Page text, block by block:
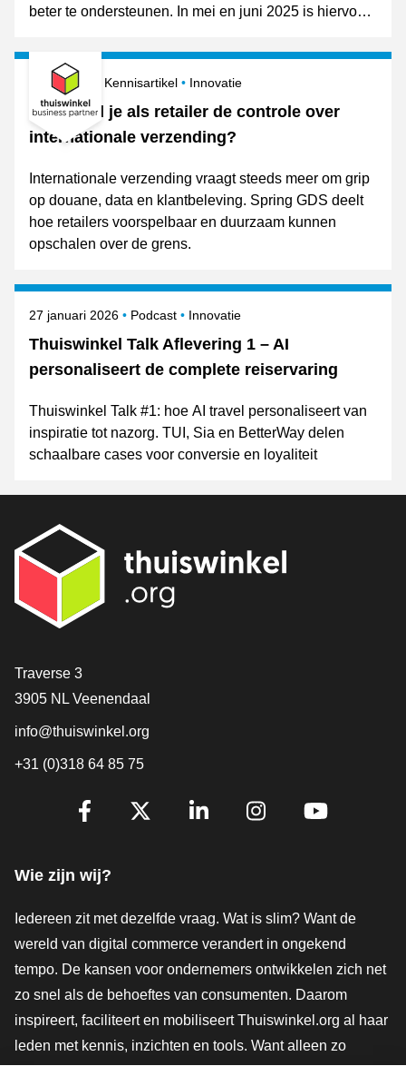
beter te ondersteunen. In mei en juni 2025 is hiervoor
Hoe houd je als retailer de controle over
internationale verzending?
Gepubliceerd op
9 juni 2026 Kennisartikel Onderwerpen
Innovatie
Internationale verzending vraagt steeds meer om grip
op douane, data en klantbeleving. Spring GDS deelt
hoe retailers voorspelbaar en duurzaam kunnen
opschalen over de grens.
Thuiswinkel Talk Aflevering 1 – AI
personaliseert de complete reiservaring
Gepubliceerd op
27 januari 2026 Podcast Onderwerpen
Innovatie
Thuiswinkel Talk #1: hoe AI travel personaliseert van
inspiratie tot nazorg. TUI, Sia en BetterWay delen
schaalbare cases voor conversie en loyaliteit
Contact
Traverse 3
3905 NL Veenendaal
info@thuiswinkel.org
+31 (0)318 64 85 75
Volg je ons al?
Wie zijn wij?
Iedereen zit met dezelfde vraag. Wat is slim? Want de
wereld van digital commerce verandert in ongekend
tempo. De kansen voor ondernemers ontwikkelen zich net
zo snel als de behoeftes van consumenten. Daarom
inspireert, faciliteert en mobiliseert Thuiswinkel.org al haar
leden met kennis, inzichten en tools. Want alleen zo